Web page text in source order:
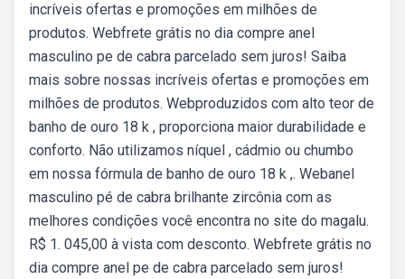
incríveis ofertas e promoções em milhões de
produtos. Webfrete grátis no dia compre anel
masculino pe de cabra parcelado sem juros! Saiba
mais sobre nossas incríveis ofertas e promoções em
milhões de produtos. Webproduzidos com alto teor de
banho de ouro 18 k , proporciona maior durabilidade e
conforto. Não utilizamos níquel , cádmio ou chumbo
em nossa fórmula de banho de ouro 18 k ,. Webanel
masculino pé de cabra brilhante zircônia com as
melhores condições você encontra no site do magalu.
R$ 1. 045,00 à vista com desconto. Webfrete grátis no
dia compre anel pe de cabra parcelado sem juros!